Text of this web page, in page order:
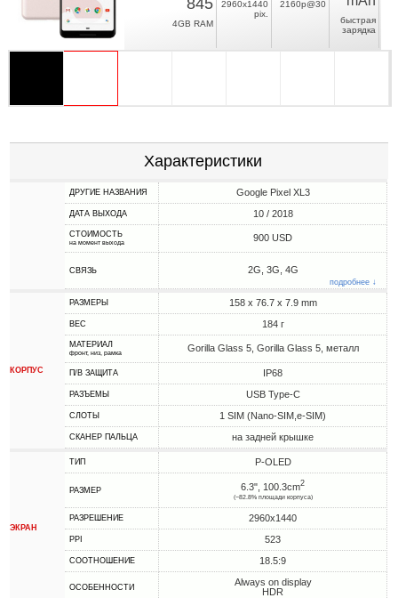
845
4GB RAM
2960x1440
pix.
2160p@30
быстрая
зарядка
Характеристики
ДРУГИЕ НАЗВАНИЯ Google Pixel XL3
ДАТА ВЫХОДА 10 / 2018
СТОИМОСТЬ
на момент выхода 900 USD
СВЯЗЬ 2G, 3G, 4G
подробнее ↓
КОРПУС
РАЗМЕРЫ 158 x 76.7 x 7.9 mm
ВЕС 184 г
МАТЕРИАЛ
фронт, низ, рамка Gorilla Glass 5, Gorilla Glass 5, металл
П/В ЗАЩИТА IP68
РАЗЪЕМЫ USB Type-C
СЛОТЫ 1 SIM (Nano-SIM,e-SIM)
СКАНЕР ПАЛЬЦА на задней крышке
ЭКРАН
ТИП P-OLED
РАЗМЕР 6.3", 100.3cm2
(~82.8% площади корпуса)
РАЗРЕШЕНИЕ 2960x1440
PPI 523
СООТНОШЕНИЕ 18.5:9
ОСОБЕННОСТИ
Always on display
HDR